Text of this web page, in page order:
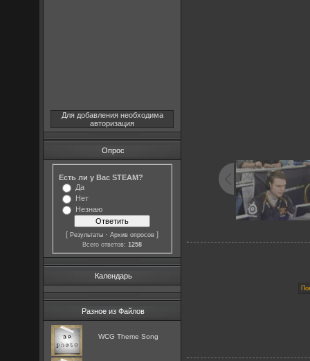
Для добавления необходима
авторизация
Опрос
Есть ли у Вас STEAM?
Да
Нет
Незнаю
[Результаты ·Архив опросов ]
Всего ответов:1258
Календарь
Разное из Файлов
WCG Theme Song